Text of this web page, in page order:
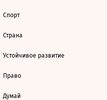
Спорт
Страна
Устойчивое развитие
Право
Думай